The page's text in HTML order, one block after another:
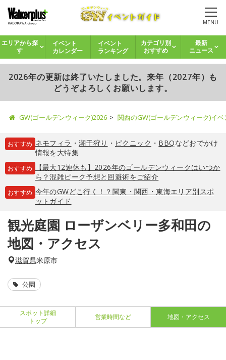
MENU
エリアから探
す
イベント
カレンダー
イベント
ランキング
カテゴリ別
おすすめ
最新
ニュース
2026年の更新は終了いたしました。来年（2027年）も
どうぞよろしくお願いします。
GW(ゴールデンウィーク)2026 関西のGW(ゴールデンウィーク)イ
おすすめ ネモフィラ ・ 潮干狩り ・ ピクニック ・ BBQなどおでかけ
情報を大特集
おすすめ
【最大12連休も】2026年のゴールデンウィークはいつか
ら？混雑ピーク予想と回避術をご紹介
おすすめ 今年のGWどこ行く！？関東・関西・東海エリア別スポ
ットガイド
観光庭園 ローザンベリー多和田の
地図・アクセス
滋賀県米原市
公園
スポット詳細
トップ
営業時間など 地図・アクセス